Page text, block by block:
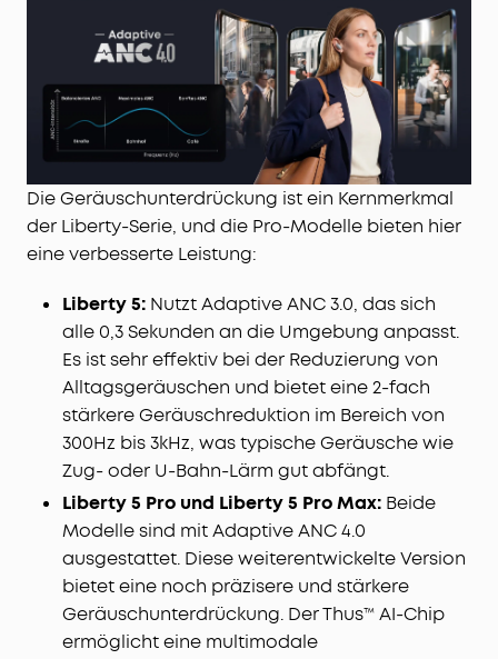
Die Geräuschunterdrückung ist ein Kernmerkmal
der Liberty-Serie, und die Pro-Modelle bieten hier
eine verbesserte Leistung:
Liberty 5: Nutzt Adaptive ANC 3.0, das sich
alle 0,3 Sekunden an die Umgebung anpasst.
Es ist sehr effektiv bei der Reduzierung von
Alltagsgeräuschen und bietet eine 2-fach
stärkere Geräuschreduktion im Bereich von
300Hz bis 3kHz, was typische Geräusche wie
Zug- oder U-Bahn-Lärm gut abfängt.
Liberty 5 Pro und Liberty 5 Pro Max: Beide
Modelle sind mit Adaptive ANC 4.0
ausgestattet. Diese weiterentwickelte Version
bietet eine noch präzisere und stärkere
Geräuschunterdrückung. Der Thus™ AI-Chip
ermöglicht eine multimodale